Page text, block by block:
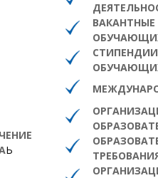
Ь